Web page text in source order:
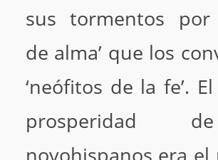
sus tormentos por
de alma’ que los
‘neófitos de la fe’.
prosperidad
novohispanos era el